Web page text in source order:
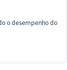
o desempenho do